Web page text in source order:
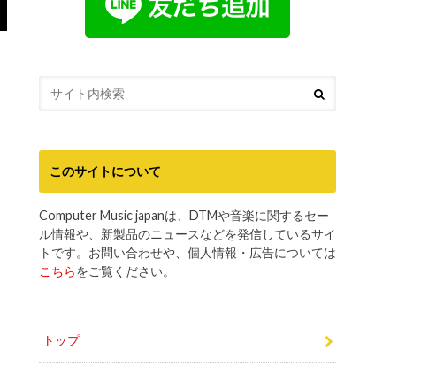
このサイトについて
Computer Music japanは、DTMや音楽に関するセー
ル情報や、新製品のニュースなどを発信しているサイ